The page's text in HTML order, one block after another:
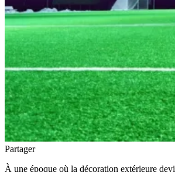
Partager
À une époque où la décoration extérieure